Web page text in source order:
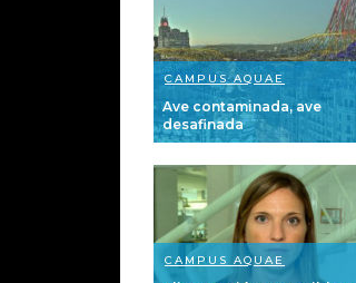
CAMPUS AQUAE
Ave contaminada, ave
desafinada
CAMPUS AQUAE